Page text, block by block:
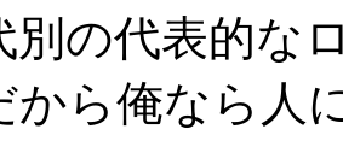
別の代表的な
から俺なら人